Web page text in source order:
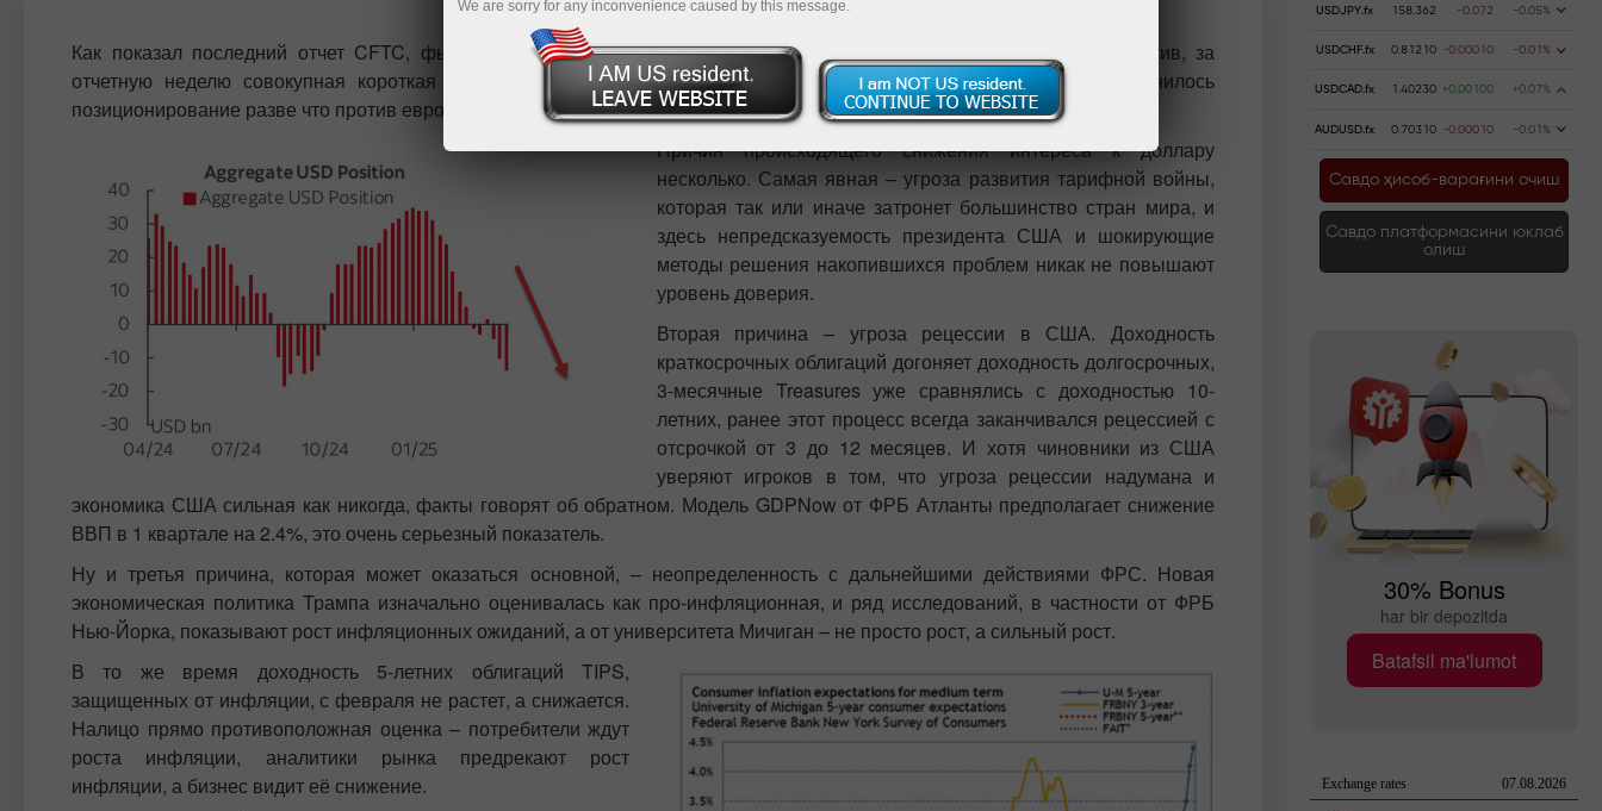
Как показал последний отчет CFTC, фьючерсы по доллару США показывают дальнейшее ухудшение его перспектив, за
отчетную неделю совокупная короткая позиция по USD увеличилась на 3,9 млрд, до -14 млрд. Почти не изменилось
позиционирование разве что против евро, по другим валютам тренд в пользу отказа от доллара развивается.
Причин происходящего снижения интереса к доллару
несколько. Самая явная – угроза развития тарифной войны,
которая так или иначе затронет большинство стран мира, и
здесь непредсказуемость президента США и шокирующие
методы решения накопившихся проблем никак не повышают
уровень доверия.
Вторая причина – угроза рецессии в США. Доходность
краткосрочных облигаций догоняет доходность долгосрочных,
3-месячные Treasures уже сравнялись с доходностью 10-
летних, ранее этот процесс всегда заканчивался рецессией с
отсрочкой от 3 до 12 месяцев. И хотя чиновники из США
уверяют игроков в том, что угроза рецессии надумана и
экономика США сильная как никогда, факты говорят об обратном. Модель GDPNow от ФРБ Атланты предполагает снижение
ВВП в 1 квартале на 2.4%, это очень серьезный показатель.
Ну и третья причина, которая может оказаться основной, – неопределенность с дальнейшими действиями ФРС. Новая
экономическая политика Трампа изначально оценивалась как про-инфляционная, и ряд исследований, в частности от ФРБ
Нью-Йорка, показывают рост инфляционных ожиданий, а от университета Мичиган – не просто рост, а сильный рост.
В то же время доходность 5-летних облигаций TIPS,
защищенных от инфляции, с февраля не растет, а снижается.
Налицо прямо противоположная оценка – потребители ждут
роста инфляции, аналитики рынка предрекают рост
инфляции, а бизнес видит её снижение.
USDJPY.fx 158.362 -0.072 -0.05%
USDCHF.fx 0.81210 -0.00010 -0.01%
USDCAD.fx 1.40230 +0.00100 +0.07%
AUDUSD.fx 0.70310 -0.00010 -0.01%
Савдо ҳисоб-варағини очиш
Савдо платформасини юклаб
олиш
30% Bonus
har bir depozitda
Batafsil ma'lumot
We are sorry for any inconvenience caused by this message.